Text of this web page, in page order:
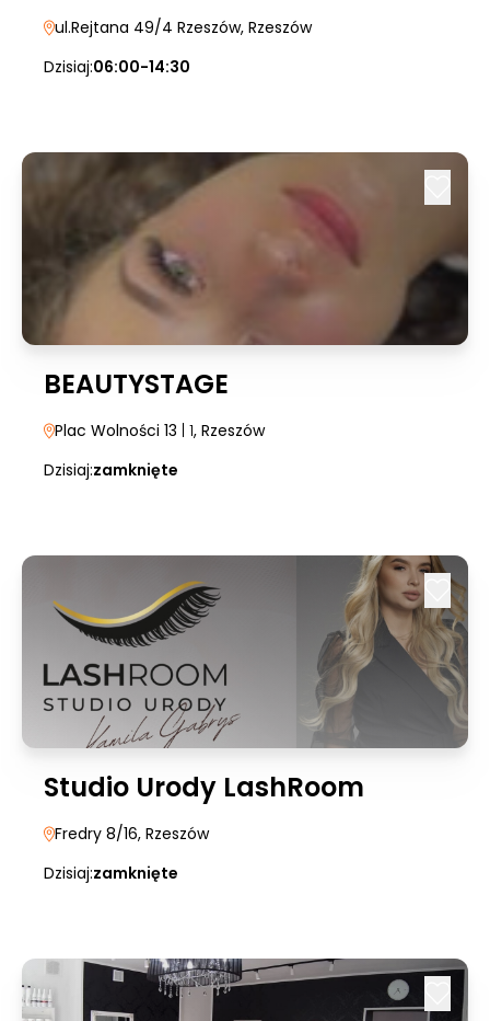
ul.Rejtana 49/4 Rzeszów, Rzeszów
Dzisiaj:06:00-14:30
BEAUTYSTAGE
Plac Wolności 13 | 1, Rzeszów
Dzisiaj:zamknięte
Studio Urody LashRoom
Fredry 8/16, Rzeszów
Dzisiaj:zamknięte